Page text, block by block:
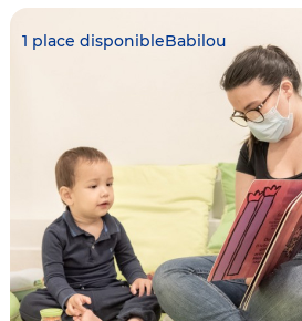
1 place disponibleBabilou